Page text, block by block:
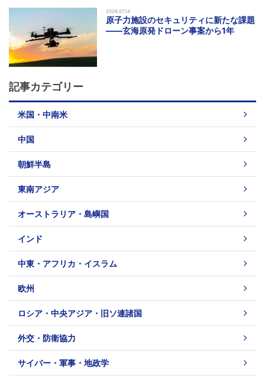
2026.07.14
原子力施設のセキュリティに新たな課題
――玄海原発ドローン事案から1年
記事カテゴリー
米国・中南米
中国
朝鮮半島
東南アジア
オーストラリア・島嶼国
インド
中東・アフリカ・イスラム
欧州
ロシア・中央アジア・旧ソ連諸国
外交・防衛協力
サイバー・軍事・地政学